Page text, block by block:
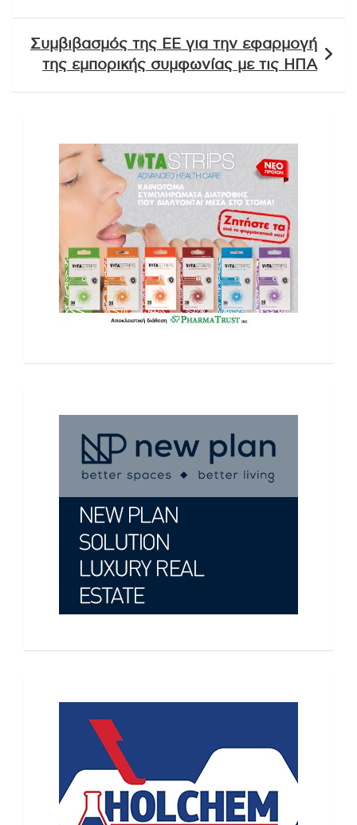
Συμβιβασμός της ΕΕ για την εφαρμογή
της εμπορικής συμφωνίας με τις ΗΠΑ